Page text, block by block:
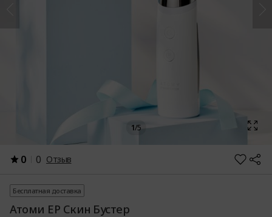
1/5
0 0 Отзыв
Бесплатная доставка
Атоми ЕР Скин Бустер